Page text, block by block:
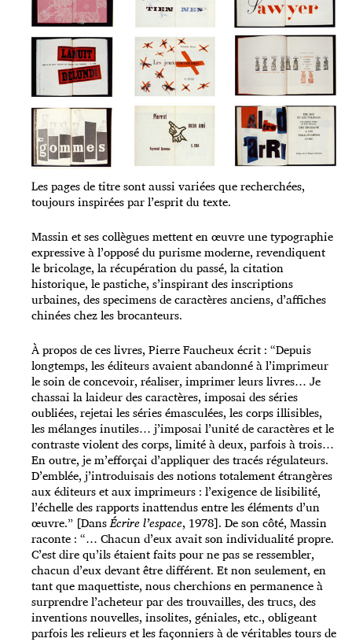
Les pages de titre sont aussi variées que recherchées,
toujours inspirées par l’esprit du texte.
Massin et ses collègues mettent en œuvre une typographie
expressive à l’opposé du purisme moderne, revendiquent
le bricolage, la récupération du passé, la citation
historique, le pastiche, s’inspirant des inscriptions
urbaines, des specimens de caractères anciens, d’affiches
chinées chez les brocanteurs.
À propos de ces livres, Pierre Faucheux écrit : “Depuis
longtemps, les éditeurs avaient abandonné à l’imprimeur
le soin de concevoir, réaliser, imprimer leurs livres… Je
chassai la laideur des caractères, imposai des séries
oubliées, rejetai les séries émasculées, les corps illisibles,
les mélanges inutiles… j’imposai l’unité de caractères et le
contraste violent des corps, limité à deux, parfois à trois…
En outre, je m’efforçai d’appliquer des tracés régulateurs.
D’emblée, j’introduisais des notions totalement étrangères
aux éditeurs et aux imprimeurs : l’exigence de lisibilité,
l’échelle des rapports inattendus entre les éléments d’un
œuvre.” [DansÉcrire l’espace, 1978]. De son côté, Massin
raconte : “… Chacun d’eux avait son individualité propre.
C’est dire qu’ils étaient faits pour ne pas se ressembler,
chacun d’eux devant être différent. Et non seulement, en
tant que maquettiste, nous cherchions en permanence à
surprendre l’acheteur par des trouvailles, des trucs, des
inventions nouvelles, insolites, géniales, etc., obligeant
parfois les relieurs et les façonniers à de véritables tours de